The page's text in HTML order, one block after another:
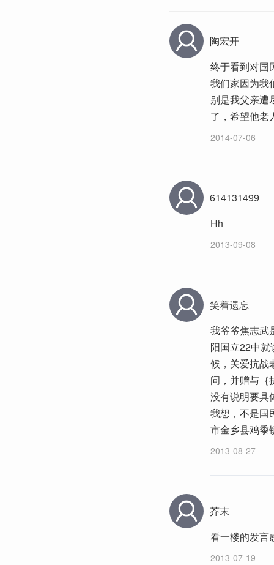
陶宏开
终于看到对国
我们家因为我
别是我父亲遭
了，希望他老
2014-07-06
614131499
Hh
2013-09-08
笑着遗忘
我爷爷焦志武
阳国立22中
候，关爱抗战
问，并赠与｛
没有说明要具
我想，不是国
市金乡县鸡黍
2013-08-27
芥末
看一楼的发言
2013-07-19